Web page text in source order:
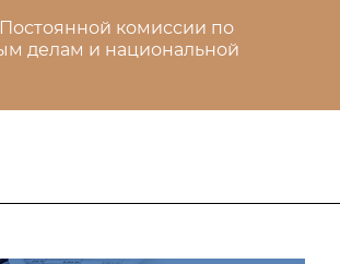
комиссии по
делам и национальной